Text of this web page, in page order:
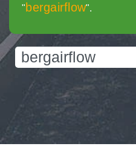
" bergairflow".